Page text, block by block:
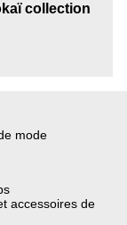
collection
mode
accessoires de